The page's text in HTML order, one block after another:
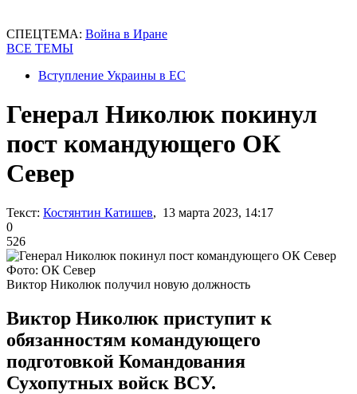
СПЕЦТЕМА: Война в Иране
ВСЕ ТЕМЫ
Вступление Украины в ЕС
Генерал Николюк покинул
пост командующего ОК
Север
Текст: Костянтин Катишев, 13 марта 2023, 14:17
0
526
Фото: ОК Север
Виктор Николюк получил новую должность
Виктор Николюк приступит к
обязанностям командующего
подготовкой Командования
Сухопутных войск ВСУ.